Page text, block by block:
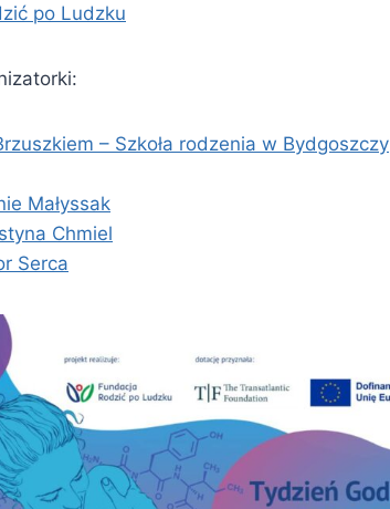
po Ludzku
– Szkoła rodzenia w Bydgoszczy
Małyssak
Chmiel
Serca